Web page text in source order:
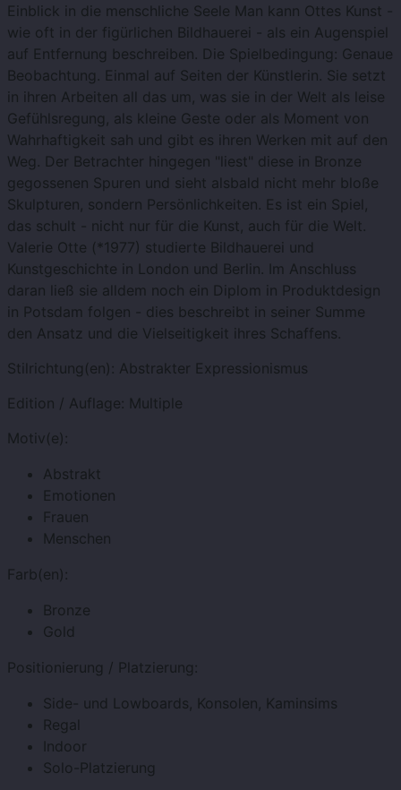
Einblick in die menschliche Seele Man kann Ottes Kunst -
wie oft in der figürlichen Bildhauerei - als ein Augenspiel
auf Entfernung beschreiben. Die Spielbedingung: Genaue
Beobachtung. Einmal auf Seiten der Künstlerin. Sie setzt
in ihren Arbeiten all das um, was sie in der Welt als leise
Gefühlsregung, als kleine Geste oder als Moment von
Wahrhaftigkeit sah und gibt es ihren Werken mit auf den
Weg. Der Betrachter hingegen "liest" diese in Bronze
gegossenen Spuren und sieht alsbald nicht mehr bloße
Skulpturen, sondern Persönlichkeiten. Es ist ein Spiel,
das schult - nicht nur für die Kunst, auch für die Welt.
Valerie Otte (*1977) studierte Bildhauerei und
Kunstgeschichte in London und Berlin. Im Anschluss
daran ließ sie alldem noch ein Diplom in Produktdesign
in Potsdam folgen - dies beschreibt in seiner Summe
den Ansatz und die Vielseitigkeit ihres Schaffens.
Stilrichtung(en): Abstrakter Expressionismus
Edition / Auflage: Multiple
Motiv(e):
Abstrakt
Emotionen
Frauen
Menschen
Farb(en):
Bronze
Gold
Positionierung / Platzierung:
Side- und Lowboards, Konsolen, Kaminsims
Regal
Indoor
Solo-Platzierung